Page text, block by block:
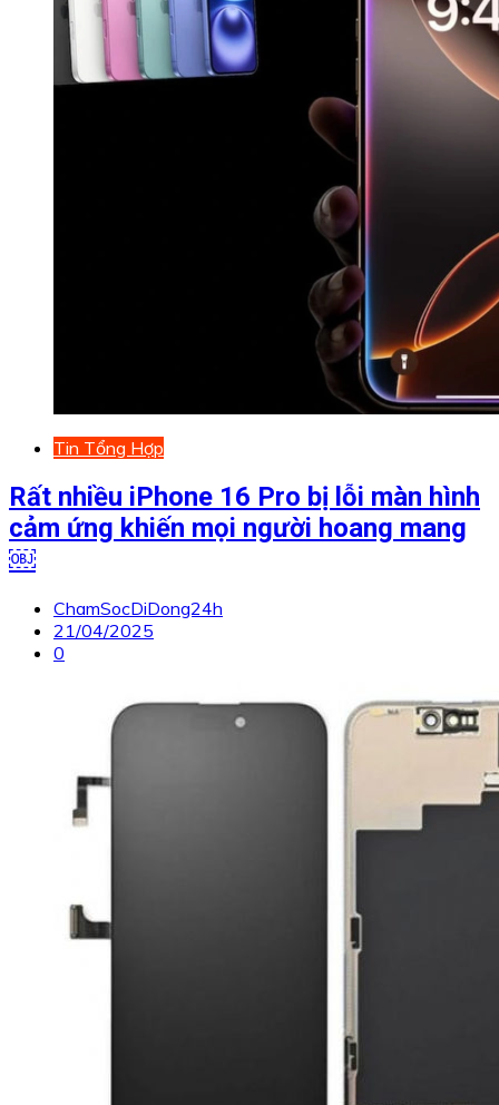
Tin Tổng Hợp
Rất nhiều iPhone 16 Pro bị lỗi màn hình
cảm ứng khiến mọi người hoang mang
￼
ChamSocDiDong24h
21/04/2025
0